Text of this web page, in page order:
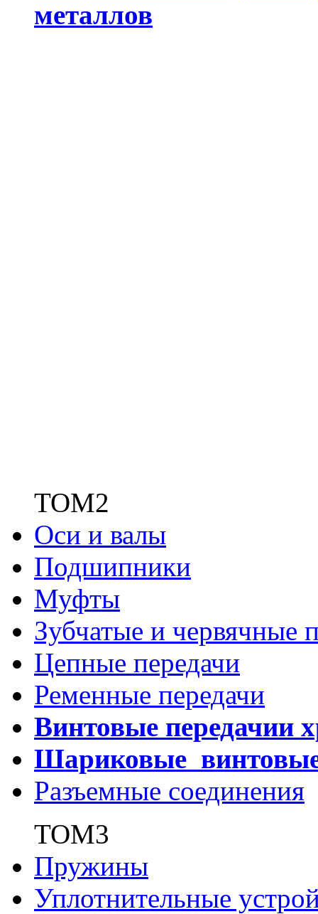
металлов
ТОМ2
Оси и валы
Подшипники
Муфты
Зубчатые и червячные
Цепные передачи
Ременные передачи
Винтовые передачии
Шариковые
Разъемные соединения
ТОМ3
Пружины
Уплотнительные